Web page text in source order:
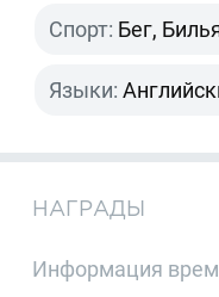
Спорт: Бег,
Языки:
НАГРАДЫ
Информация